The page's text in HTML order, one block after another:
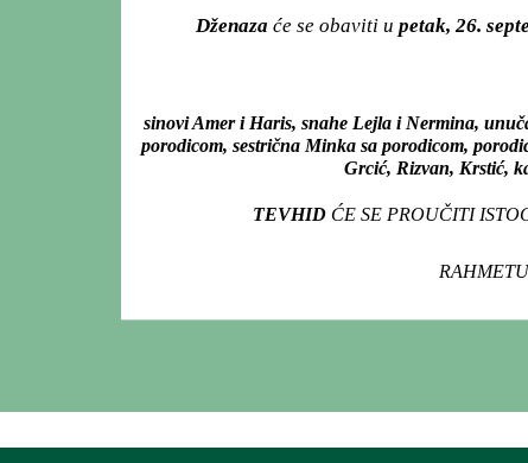
Dženaza će se obaviti u petak, 26.
sinovi Amer i Haris, snahe Lejla i Nermina,
porodicom, sestrična Minka sa porodicom,
Grcić, Rizvan, Krstić,
TEVHID ĆE SE PROUČITI